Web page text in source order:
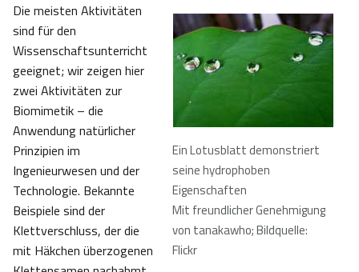
Ein Lotusblatt demonstriert
seine hydrophoben
Eigenschaften
Mit freundlicher Genehmigung
von tanakawho; Bildquelle:
Flickr
Die meisten Aktivitäten
sind für den
Wissenschaftsunterricht
geeignet; wir zeigen hier
zwei Aktivitäten zur
Biomimetik – die
Anwendung natürlicher
Prinzipien im
Ingenieurwesen und der
Technologie. Bekannte
Beispiele sind der
Klettverschluss, der die
mit Häkchen überzogenen